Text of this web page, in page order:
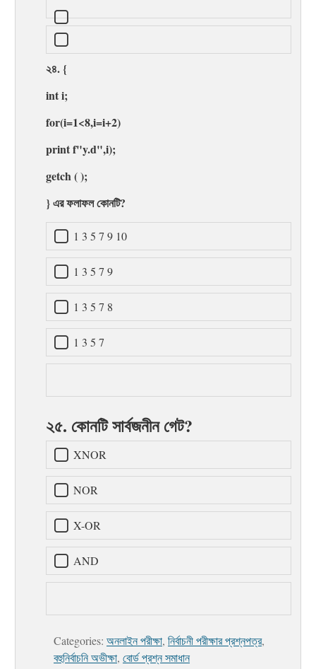
২৪. {
int i;
for(i=1<8,i=i+2)
print f"y.d",i);
getch ( );
} এর ফলাফল কোনটি?
1 3 5 7 9 10
1 3 5 7 9
1 3 5 7 8
1 3 5 7
২৫. কোনটি সার্বজনীন গেট?
XNOR
NOR
X-OR
AND
Categories: অনলাইন পরীক্ষা, নির্বাচনী পরীক্ষার প্রশ্নপত্র,
বহুনির্বাচনি অভীক্ষা, বোর্ড প্রশ্ন সমাধান